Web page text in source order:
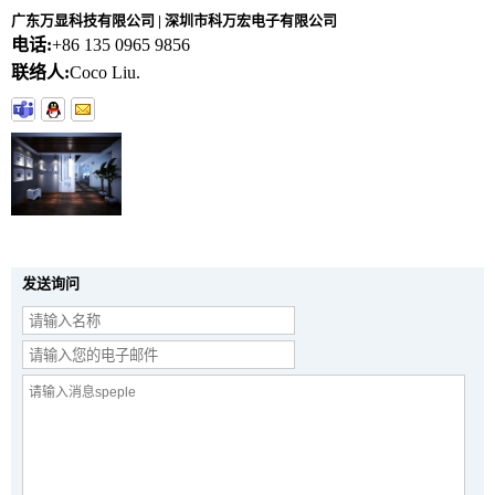
广东万显科技有限公司 | 深圳市科万宏电子有限公司
电话:+86 135 0965 9856
联络人:Coco Liu.
发送询问